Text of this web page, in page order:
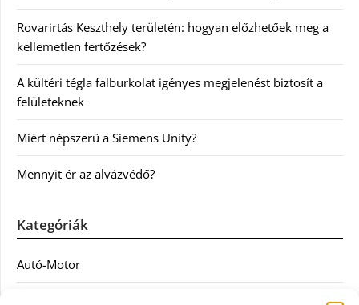
Rovarirtás Keszthely területén: hogyan előzhetőek meg a
kellemetlen fertőzések?
A kültéri tégla falburkolat igényes megjelenést biztosít a
felületeknek
Miért népszerű a Siemens Unity?
Mennyit ér az alvázvédő?
Kategóriák
Autó-Motor